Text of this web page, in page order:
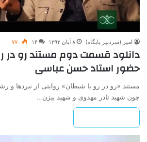
امیر (سردبیر پایگاه) ۸ آبان ۱۳۹۳ ۱۴ ۷۷۰
دانلود قسمت دوم مستند رو در
حضور استاد حسن عباسی
مستند «رو در رو با شیطان» روایتی از نبردها و
چون شهید نادر مهدوی و شهید بیژن…